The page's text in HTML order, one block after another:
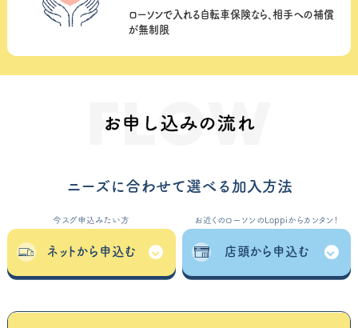
ローソンで入れる自転車保険なら、相手への補償
が無制限
お申込みの流れ
ニーズに合わせて選べる加入方法
今スグ申込みたい方
ネットから申込む
お近くのローソンのLoppiからカンタン！
店頭から申込む